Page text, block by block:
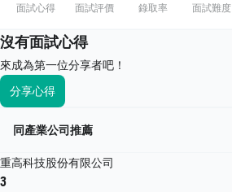
面試心得 面試評價 錄取率 面試難度
沒有面試心得
來成為第一位分享者吧！
分享心得
同產業公司推薦
重高科技股份有限公司
3